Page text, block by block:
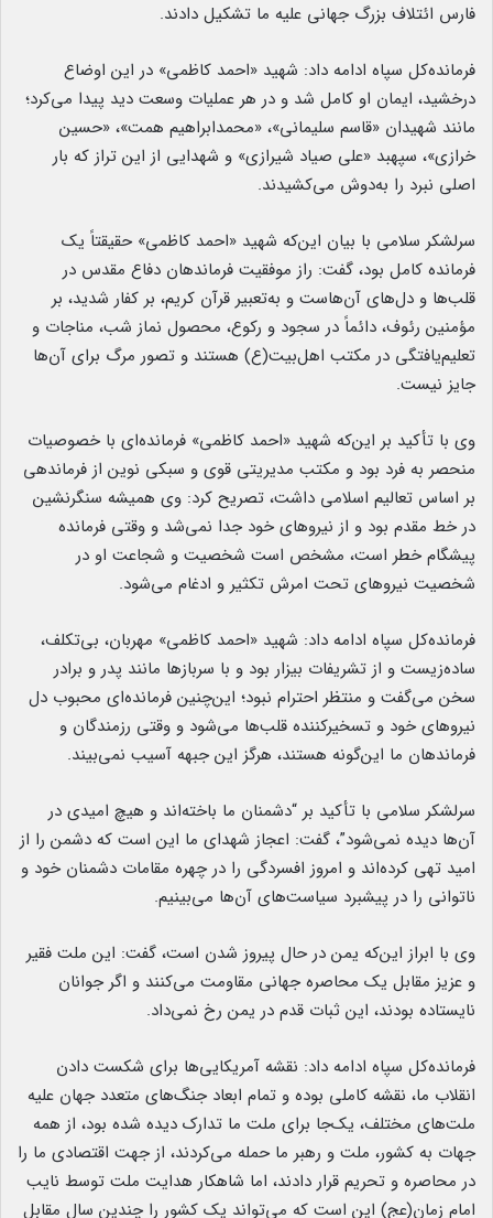
فارس ائتلاف بزرگ جهانی علیه ما تشکیل دادند.
فرمانده‌کل سپاه ادامه داد: شهید «احمد کاظمی» در این اوضاع
درخشید، ایمان او کامل شد و در هر عملیات وسعت دید پیدا می‌کرد؛
مانند شهیدان «قاسم سلیمانی»، «محمدابراهیم همت»، «حسین
خرازی»، سپهبد «علی صیاد شیرازی» و شهدایی از این تراز که بار
اصلی نبرد را به‌دوش می‌کشیدند.
سرلشکر سلامی با بیان این‌که شهید «احمد کاظمی» حقیقتاً یک
فرمانده کامل بود، گفت: راز موفقیت فرماندهان دفاع مقدس در
قلب‌ها و دل‌های آن‌هاست و به‌تعبیر قرآن کریم، بر کفار شدید، بر
مؤمنین رئوف، دائماً در سجود و رکوع، محصول نماز شب، مناجات و
تعلیم‌یافتگی در مکتب اهل‌بیت(ع) هستند و تصور مرگ برای آن‌ها
جایز نیست.
وی با تأکید بر این‌که شهید «احمد کاظمی» فرمانده‌ای با خصوصیات
منحصر به فرد بود و مکتب مدیریتی قوی و سبکی نوین از فرماندهی
بر اساس تعالیم اسلامی داشت، تصریح کرد: وی همیشه سنگرنشین
در خط مقدم بود و از نیرو‌های خود جدا نمی‌شد و وقتی فرمانده
پیشگام خطر است، مشخص است شخصیت و شجاعت او در
شخصیت نیرو‌های تحت امرش تکثیر و ادغام می‌شود.
فرمانده‌کل سپاه ادامه داد: شهید «احمد کاظمی» مهربان، بی‌تکلف،
ساده‌زیست و از تشریفات بیزار بود و با سرباز‌ها مانند پدر و برادر
سخن می‌گفت و منتظر احترام نبود؛ این‌چنین فرمانده‌ای محبوب دل
نیرو‌های خود و تسخیرکننده قلب‌ها می‌شود و وقتی رزمندگان و
فرماندهان ما این‌گونه هستند، هرگز این جبهه آسیب نمی‌بیند.
سرلشکر سلامی با تأکید بر “دشمنان ما باخته‌اند و هیچ امیدی در
آن‌ها دیده نمی‌شود”، گفت: اعجاز شهدای ما این است که دشمن را از
امید تهی کرده‌اند و امروز افسردگی را در چهره مقامات دشمنان خود و
ناتوانی را در پیشبرد سیاست‌های آن‌ها می‌بینیم.
وی با ابراز این‌که یمن در حال پیروز شدن است، گفت: این ملت فقیر
و عزیز مقابل یک محاصره جهانی مقاومت می‌کنند و اگر جوانان
نایستاده بودند، این ثبات قدم در یمن رخ نمی‌داد.
فرمانده‌کل سپاه ادامه داد: نقشه آمریکایی‌ها برای شکست دادن
انقلاب ما، نقشه کاملی بوده و تمام ابعاد جنگ‌های متعدد جهان علیه
ملت‌های مختلف، یک‌جا برای ملت ما تدارک دیده شده بود، از همه
جهات به کشور، ملت و رهبر ما حمله می‌کردند، از جهت اقتصادی ما را
در محاصره و تحریم قرار دادند، اما شاهکار هدایت ملت توسط نایب
امام زمان(عج) این است که می‌تواند یک کشور را چندین سال مقابل